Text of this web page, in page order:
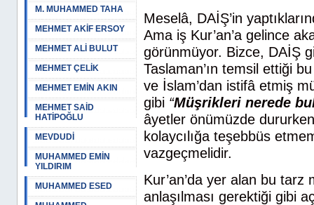
M. MUHAMMED TAHA
MEHMET AKİF ERSOY
MEHMET ALİ BULUT
MEHMET ÇELİK
MEHMET EMİN AKIN
MEHMET SAİD
HATİPOĞLU
MEVDUDİ
MUHAMMED EMİN
YILDIRIM
MUHAMMED ESED
Meselâ, DAİŞ’in
Ama iş Kur’an’a gelince
görünmüyor. Bizce, DAİŞ
Taslaman’ın temsil ettiği
ve İslam’dan istifâ etmiş
gibi “Müşrikleri nerede
âyetler önümüzde
kolaycılığa teşebbüs
vazgeçmelidir.
Kur’an’da yer alan bu
anlaşılması gerektiği gibi